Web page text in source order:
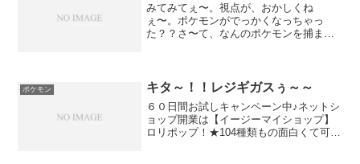
みてみてぇ〜。視点が、おかしくね
ぇ〜。ポケモンがでっかくなっちゃっ
た？？さ〜て、なんのポケモンを捕まえ
売【ME-Q】【PCR検査は...
ポケモン キタ～！！レジギガスぅ～～
６０日間お試しキャンペーン中♪ネットシ
ョップ開業は【イージーマイショップ】
ロリポップ！★104種類もの面白くて可愛